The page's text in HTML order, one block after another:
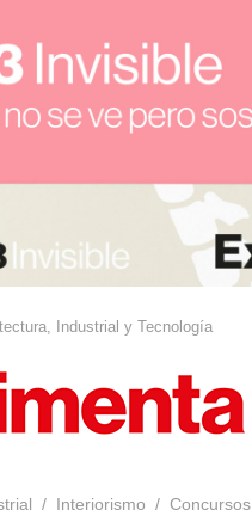
Industrial y Tecnología
Interiorismo Concursos